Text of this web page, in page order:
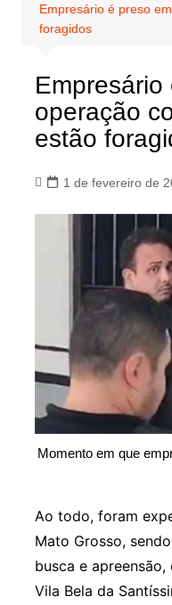
Empresário é preso
foragidos
Empresário
operação
estão
1 de fevereiro de
Momento em que
Ao todo, foram
Mato Grosso,
busca e apreensão,
Vila Bela da